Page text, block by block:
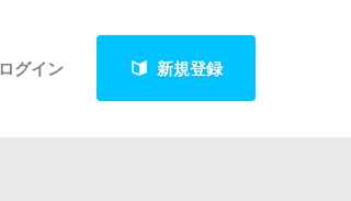
ログイン 新規登録